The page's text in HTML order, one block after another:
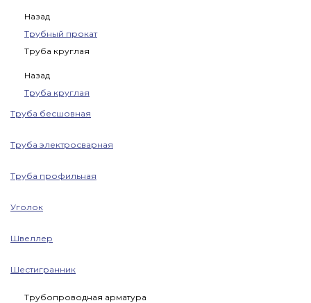
Назад
Трубный прокат
Труба круглая
Назад
Труба круглая
Труба бесшовная
Труба электросварная
Труба профильная
Уголок
Швеллер
Шестигранник
Трубопроводная арматура